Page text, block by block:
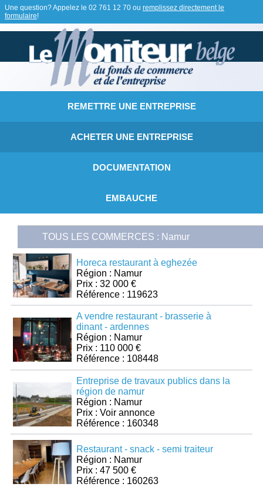
Une question? Appelez le 02 761 12 70 ou remplissez directement le
formulaire!
REMETTRE UNE ENTREPRISE
ACHETER UNE ENTREPRISE
DOCUMENTATION
EMBAUCHE
TOUS LES COMMERCES : Namur
Horeca restaurant à eghezée
Région : Namur
Prix : 32 000 €
Référence : 119623
A vendre restaurant - brasserie à
dinant - ardennes
Région : Namur
Prix : 110 000 €
Référence : 108448
Entreprise de travaux publics dans la
région de namur
Région : Namur
Prix : Voir annonce
Référence : 160348
Restaurant - snack - semi traiteur
Région : Namur
Prix : 47 500 €
Référence : 160263